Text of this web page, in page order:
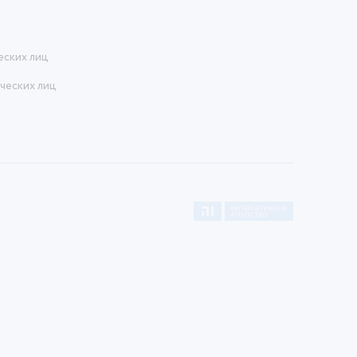
лиц
лиц